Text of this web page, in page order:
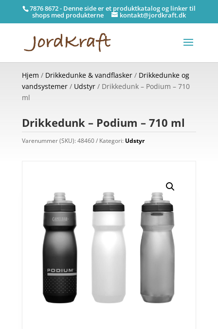
7876 8672 - Denne side er et produktkatalog og linker til
shops med produkterne kontakt@jordkraft.dk
Hjem / Drikkedunke & vandflasker/ Drikkedunke og
vandsystemer/ Udstyr/ Drikkedunk – Podium – 710
ml
Drikkedunk – Podium – 710 ml
Varenummer (SKU): 48460 Kategori: Udstyr